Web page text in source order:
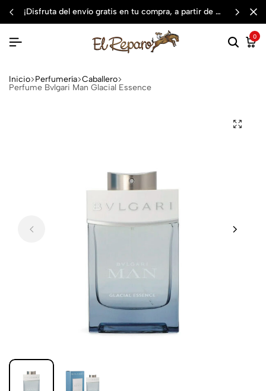
¡disfruta del envío gratis en tu compra, a partir de $3,000 mxn
0
Inicio Perfumería Caballero
Perfume Bvlgari Man Glacial Essence